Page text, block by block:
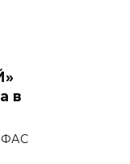
в
ФАС